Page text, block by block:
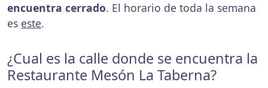
encuentra cerrado. El horario de toda la semana
es este.
¿Cual es la calle donde se encuentra la
Restaurante Mesón La Taberna?